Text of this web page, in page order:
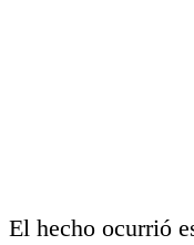
El hecho ocurrió